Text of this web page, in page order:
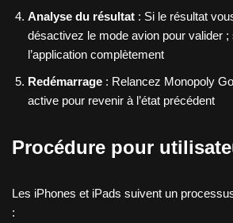
Analyse du résultat : Si le résultat
désactivez le mode avion pour valider ;
l’application complètement
Redémarrage : Relancez Monopoly
active pour revenir à l’état précédent
Procédure pour
Les iPhones et iPads suivent un
: